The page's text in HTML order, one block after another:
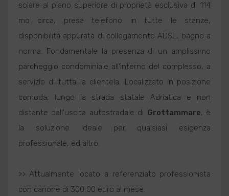
solare al piano superiore di proprietà esclusiva di 114
mq circa, presa telefono in tutte le stanze,
disponibilità appurata di collegamento ADSL, bagno a
norma. Fondamentale la presenza di un amplissimo
parcheggio condominiale all'interno del complesso, a
servizio di tutta la clientela. Localizzato in posizione
comoda, lungo la strada statale Adriatica e non
distante dall'uscita autostradale di Grottammare, è
la soluzione ideale per qualsiasi esigenza
professionale, ed altro.
>> Attualmente locato a referenziato professionista
con canone di 300,00 euro al mese.